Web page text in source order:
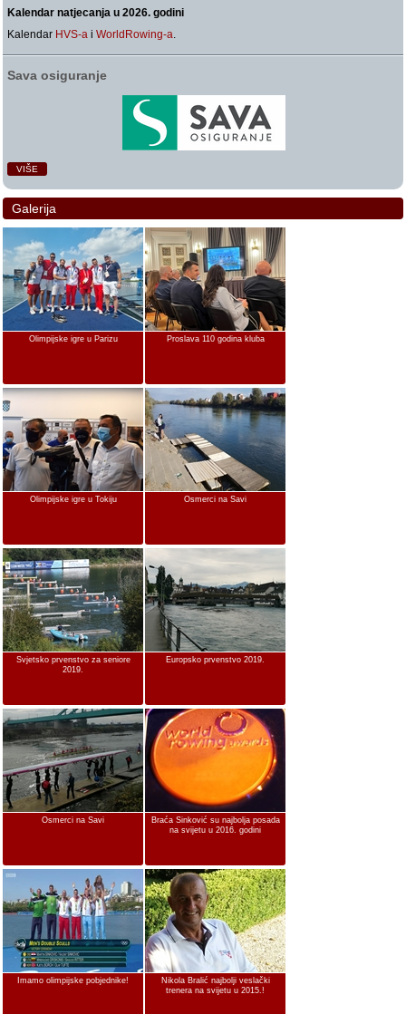
Kalendar natjecanja u 2026. godini
Kalendar HVS-a iWorldRowing-a.
Sava osiguranje
VIŠE
Galerija
Olimpijske igre u Parizu Proslava 110 godina kluba
Olimpijske igre u Tokiju Osmerci na Savi
Svjetsko prvenstvo za seniore
2019.
Europsko prvenstvo 2019.
Osmerci na Savi
Braća Sinković su najbolja posada
na svijetu u 2016. godini
Imamo olimpijske pobjednike!
Nikola Bralić najbolji veslački
trenera na svijetu u 2015.!